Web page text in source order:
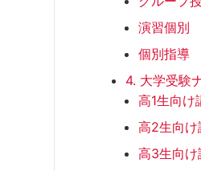
演習個別
個別指導
4. 大学受験
高1生向け
高2生向け
高3生向け